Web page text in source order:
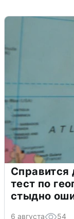
Справится
тест по
стыдно
6 августа 54